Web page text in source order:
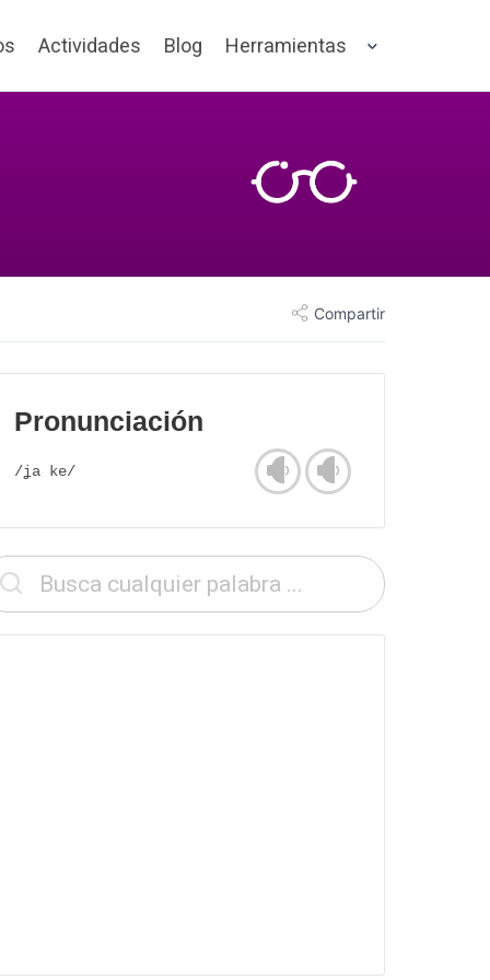
Actividades Blog Herramientas
Compartir
Pronunciación
/ʝa ke/